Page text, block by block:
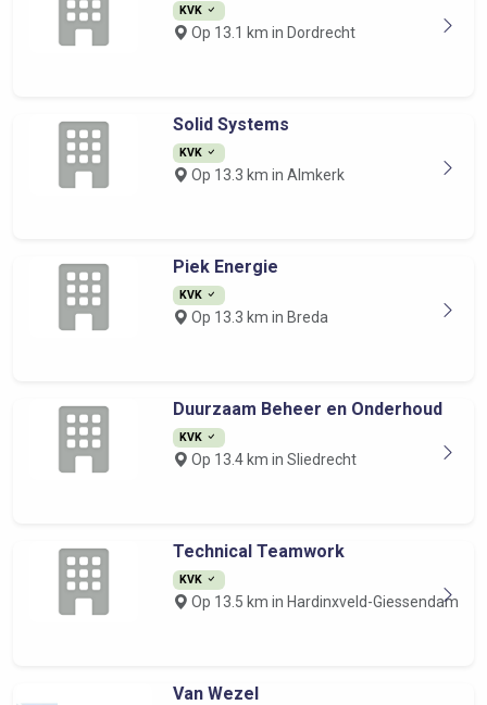
KVK
Op 13.1 km in Dordrecht
Solid Systems
KVK
Op 13.3 km in Almkerk
Piek Energie
KVK
Op 13.3 km in Breda
Duurzaam Beheer en Onderhoud
KVK
Op 13.4 km in Sliedrecht
Technical Teamwork
KVK
Op 13.5 km in Hardinxveld-Giessendam
Van Wezel